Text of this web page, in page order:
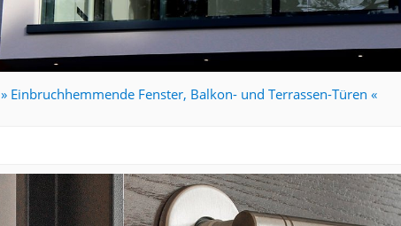
» Einbruchhemmende Fenster, Balkon- und Terrassen-Türen «